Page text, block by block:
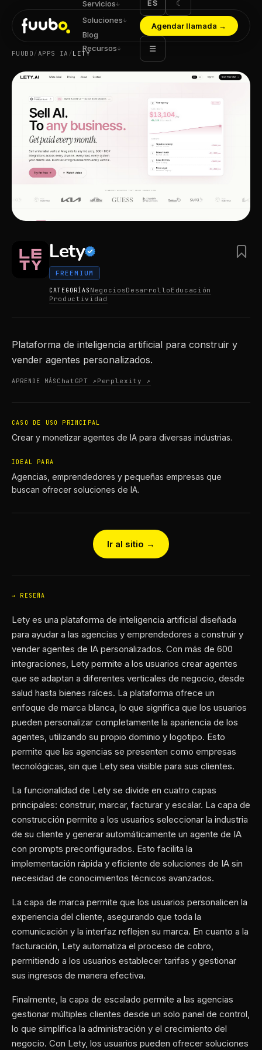
Servicios↓
Soluciones↓
Blog
Recursos↓
ES ☾
Agendar llamada →
☰
FUUBO/APPS IA /LETY
Lety
FREEMIUM
CATEGORÍAS NegociosDesarrollo Educación
Productividad
Plataforma de inteligencia artificial para construir y
vender agentes personalizados.
APRENDE MÁS ChatGPT ↗ Perplexity ↗
CASO DE USO PRINCIPAL
Crear y monetizar agentes de IA para diversas industrias.
IDEAL PARA
Agencias, emprendedores y pequeñas empresas que
buscan ofrecer soluciones de IA.
Ir al sitio →
RESEÑA
Lety es una plataforma de inteligencia artificial diseñada
para ayudar a las agencias y emprendedores a construir y
vender agentes de IA personalizados. Con más de 600
integraciones, Lety permite a los usuarios crear agentes
que se adaptan a diferentes verticales de negocio, desde
salud hasta bienes raíces. La plataforma ofrece un
enfoque de marca blanca, lo que significa que los usuarios
pueden personalizar completamente la apariencia de los
agentes, utilizando su propio dominio y logotipo. Esto
permite que las agencias se presenten como empresas
tecnológicas, sin que Lety sea visible para sus clientes.
La funcionalidad de Lety se divide en cuatro capas
principales: construir, marcar, facturar y escalar. La capa de
construcción permite a los usuarios seleccionar la industria
de su cliente y generar automáticamente un agente de IA
con prompts preconfigurados. Esto facilita la
implementación rápida y eficiente de soluciones de IA sin
necesidad de conocimientos técnicos avanzados.
La capa de marca permite que los usuarios personalicen la
experiencia del cliente, asegurando que toda la
comunicación y la interfaz reflejen su marca. En cuanto a la
facturación, Lety automatiza el proceso de cobro,
permitiendo a los usuarios establecer tarifas y gestionar
sus ingresos de manera efectiva.
Finalmente, la capa de escalado permite a las agencias
gestionar múltiples clientes desde un solo panel de control,
lo que simplifica la administración y el crecimiento del
negocio. Con Lety, los usuarios pueden ofrecer soluciones